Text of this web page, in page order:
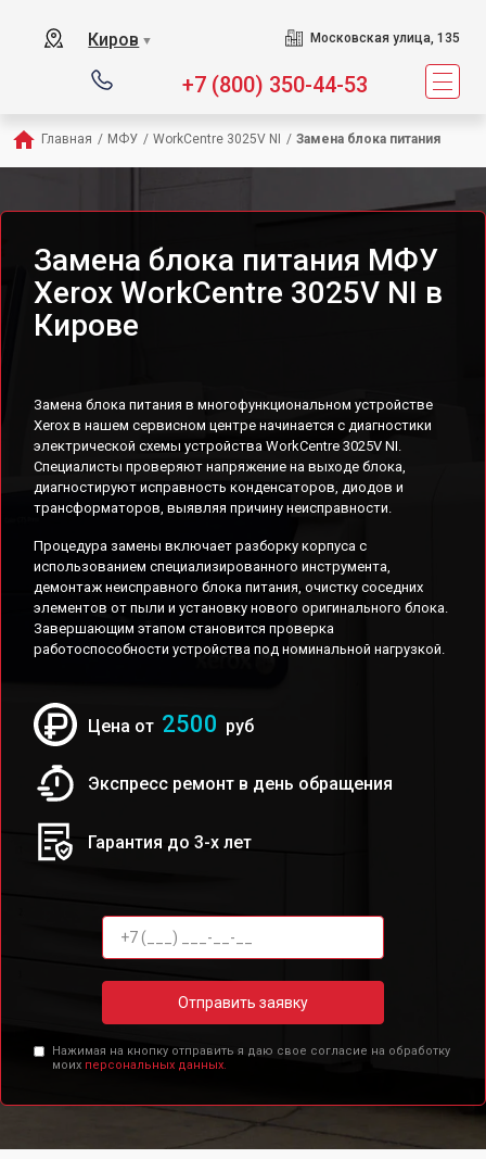
Киров ▼ Московская улица, 135
+7 (800) 350-44-53
Главная / МФУ / WorkCentre 3025V NI / Замена блока питания
Замена блока питания МФУ
Xerox WorkCentre 3025V NI в
Кирове
Замена блока питания в многофункциональном устройстве
Xerox в нашем сервисном центре начинается с диагностики
электрической схемы устройства WorkCentre 3025V NI.
Специалисты проверяют напряжение на выходе блока,
диагностируют исправность конденсаторов, диодов и
трансформаторов, выявляя причину неисправности.
Процедура замены включает разборку корпуса с
использованием специализированного инструмента,
демонтаж неисправного блока питания, очистку соседних
элементов от пыли и установку нового оригинального блока.
Завершающим этапом становится проверка
работоспособности устройства под номинальной нагрузкой.
Цена от 2500 руб
Экспресс ремонт в день обращения
Гарантия до 3-х лет
Отправить заявку
Нажимая на кнопку отправить я даю свое согласие на обработку
моих персональных данных.